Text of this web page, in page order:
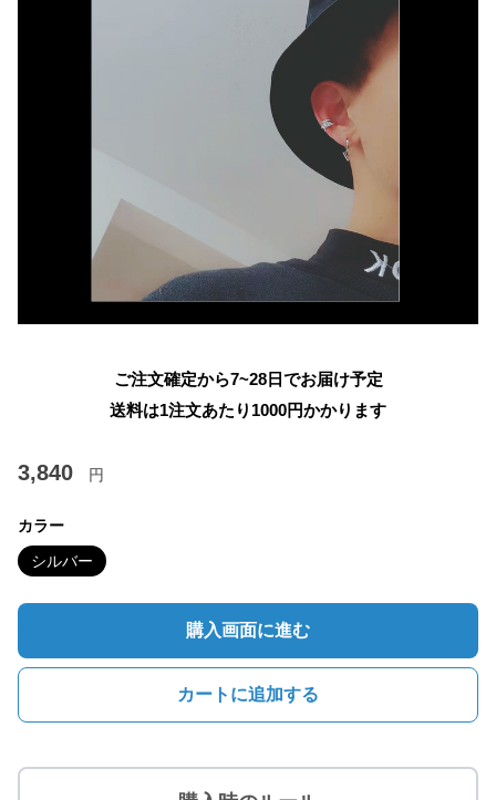
ご注文確定から7~28日でお届け予定
送料は1注文あたり 1000円かかります
3,840 円
カラー
シルバー
購入画面に進む
カートに追加する